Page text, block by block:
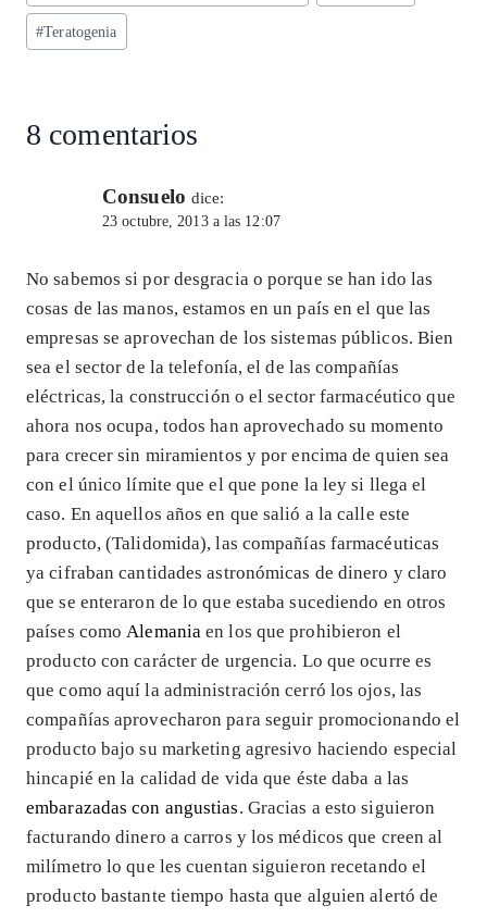
#Teratogenia
8 comentarios
Consuelo dice:
23 octubre, 2013 a las 12:07
No sabemos si por desgracia o porque se han ido las
cosas de las manos, estamos en un país en el que las
empresas se aprovechan de los sistemas públicos. Bien
sea el sector de la telefonía, el de las compañías
eléctricas, la construcción o el sector farmacéutico que
ahora nos ocupa, todos han aprovechado su momento
para crecer sin miramientos y por encima de quien sea
con el único límite que el que pone la ley si llega el
caso. En aquellos años en que salió a la calle este
producto, (Talidomida), las compañías farmacéuticas
ya cifraban cantidades astronómicas de dinero y claro
que se enteraron de lo que estaba sucediendo en otros
países como Alemaniaen los que prohibieron el
producto con carácter de urgencia. Lo que ocurre es
que como aquí la administración cerró los ojos, las
compañías aprovecharon para seguir promocionando el
producto bajo su marketing agresivo haciendo especial
hincapié en la calidad de vida que éste daba a las
embarazadas con angustias. Gracias a esto siguieron
facturando dinero a carros y los médicos que creen al
milímetro lo que les cuentan siguieron recetando el
producto bastante tiempo hasta que alguien alertó de